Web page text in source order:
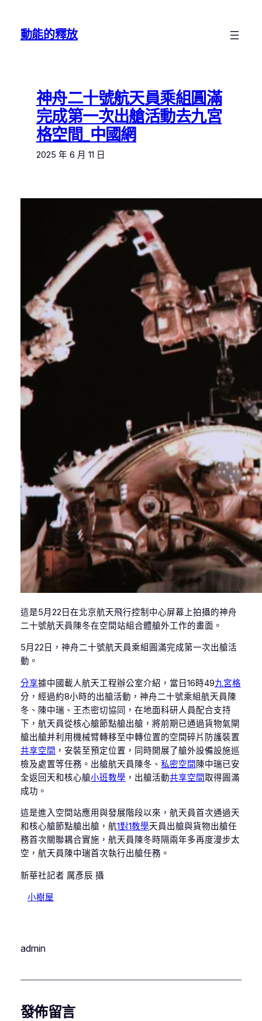
動能的釋放
神舟二十號航天員乘組圓滿
完成第一次出艙活動去九宮
格空間_中國網
2025 年 6 月 11 日
這是5月22日在北京航天飛行控制中心屏幕上拍攝的神舟
二十號航天員陳冬在空間站組合體艙外工作的畫面。
5月22日，神舟二十號航天員乘組圓滿完成第一次出艙活
動。
分享據中國載人航天工程辦公室介紹，當日16時49九宮格
分，經過約8小時的出艙活動，神舟二十號乘組航天員陳
冬、陳中瑞、王杰密切協同，在地面科研人員配合支持
下，航天員從核心艙節點艙出艙，將前期已通過貨物氣閘
艙出艙并利用機械臂轉移至中轉位置的空間碎片防護裝置
共享空間 ，安裝至預定位置，同時開展了艙外設備設施巡
檢及處置等任務。出艙航天員陳冬、 私密空間 陳中瑞已安
全返回天和核心艙小班教學 ，出艙活動共享空間取得圓滿
成功。
這是進入空間站應用與發展階段以來，航天員首次通過天
和核心艙節點艙出艙，航1對1教學天員出艙與貨物出艙任
務首次關聯耦合實施，航天員陳冬時隔兩年多再度漫步太
空，航天員陳中瑞首次執行出艙任務。
新華社記者 厲彥辰 攝
小樹屋
admin
發佈留言